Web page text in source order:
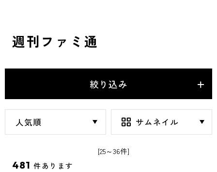
週刊ファミ通
絞り込み
[25～36件]
481 件あります